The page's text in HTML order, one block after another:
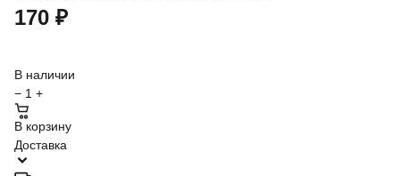
170 ₽
В наличии
− 1 +
В корзину
Доставка